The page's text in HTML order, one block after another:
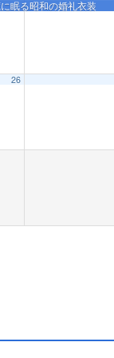
眠る昭和の婚礼衣装
る昭和の婚礼衣装
26